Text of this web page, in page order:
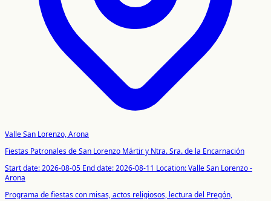
Valle San Lorenzo, Arona
Fiestas Patronales de San Lorenzo Mártir y Ntra. Sra. de la Encarnación
Start date: 2026-08-05 End date: 2026-08-11 Location: Valle San Lorenzo -
Arona
Programa de fiestas con misas, actos religiosos, lectura del Pregón,